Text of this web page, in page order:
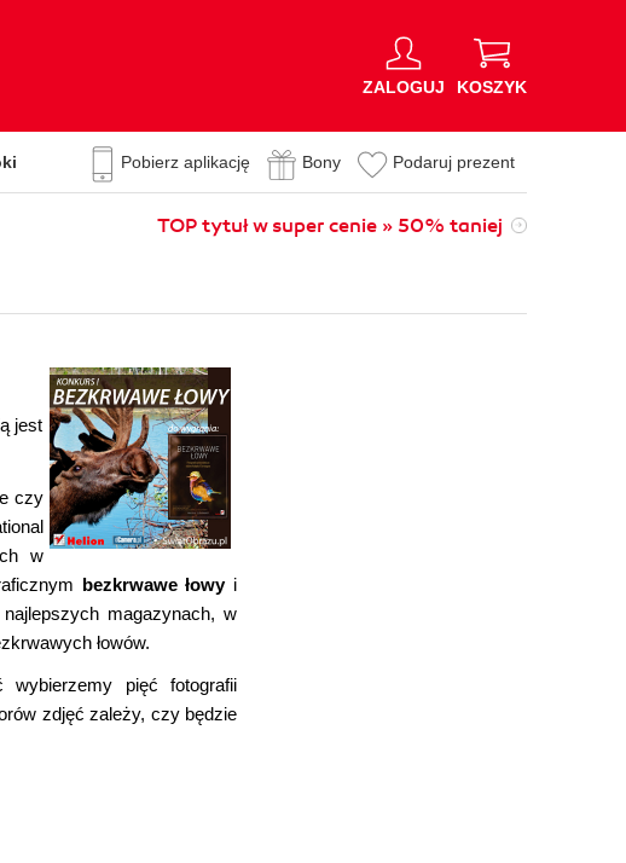
ZALOGUJ KOSZYK
Pobierz aplikację Bony Podaruj prezent
TOP tytuł w super cenie » 50% taniej
jest
czy
w
bezkrwawe łowyi
magazynach, w
łowów.
wybierzemy pięć fotografii
zdjęć zależy, czy będzie